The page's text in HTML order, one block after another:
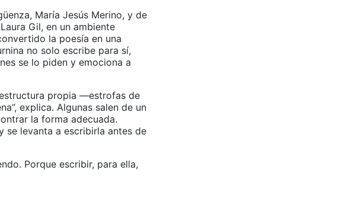
María Jesús Merino, y de
Gil, en un ambiente
la poesía en una
no solo escribe para sí,
se lo piden y emociona a
propia —estrofas de
explica. Algunas salen de un
la forma adecuada.
se levanta a escribirla antes de
Porque escribir, para ella,